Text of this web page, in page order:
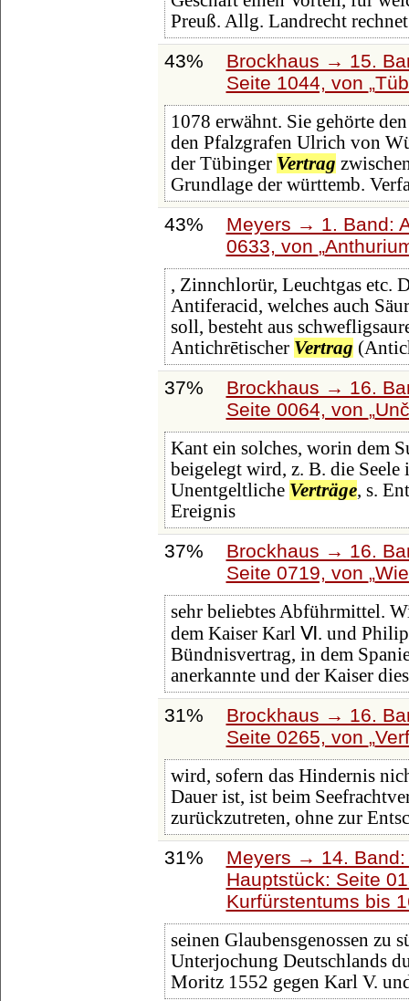
Preuß. Allg. Landrecht
43%
Brockhaus → 15.
Seite 1044, von
1078 erwähnt. Sie gehörte
den Pfalzgrafen Ulrich von
der Tübinger Vertrag
Grundlage der württemb.
43%
Meyers → 1. Band:
0633, von
, Zinnchlorür, Leuchtgas etc.
Antiferacid, welches auch
soll, besteht aus
Antichrētischer Vertrag
37%
Brockhaus → 16.
Seite 0064, von
Kant ein solches, worin dem
beigelegt wird, z. B. die
Unentgeltliche Verträge, s.
Ereignis
37%
Brockhaus → 16.
Seite 0719, von
sehr beliebtes Abführmittel.
dem Kaiser Karl Ⅵ. und
Bündnisvertrag, in dem
anerkannte und der Kaiser
31%
Brockhaus → 16.
Seite 0265, von
wird, sofern das Hindernis
Dauer ist, ist beim
zurückzutreten, ohne zur
31%
Meyers → 14.
Hauptstück: Seite
Kurfürstentums bis
seinen Glaubensgenossen zu
Unterjochung Deutschlands
Moritz 1552 gegen Karl V.